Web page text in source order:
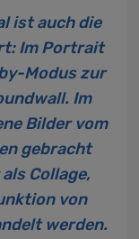
ist auch die
Im Portrait
Modus zur
Im
Bilder vom
gebracht
Collage,
von
werden.